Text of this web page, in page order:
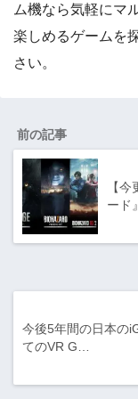
ム機なら気軽にマ
楽しめるゲームを
さい。
前の記事
【
ード
今後5年間の日本の
てのVR G…